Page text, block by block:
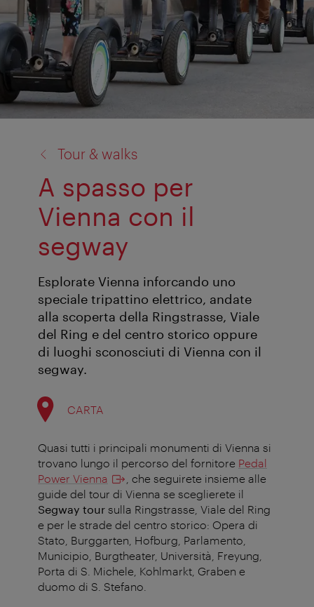
Tour & walks
A spasso per
Vienna con il
segway
Esplorate Vienna inforcando uno
speciale tripattino elettrico, andate
alla scoperta della Ringstrasse, Viale
del Ring e del centro storico oppure
di luoghi sconosciuti di Vienna con il
segway.
CARTA
Quasi tutti i principali monumenti di Vienna si
trovano lungo il percorso del fornitore Pedal
Power Vienna
, che seguirete insieme alle
guide del tour di Vienna se sceglierete il
Segway tour sulla Ringstrasse, Viale del Ring
e per le strade del centro storico: Opera di
Stato, Burggarten, Hofburg, Parlamento,
Municipio, Burgtheater, Università, Freyung,
Porta di S. Michele, Kohlmarkt, Graben e
duomo di S. Stefano.